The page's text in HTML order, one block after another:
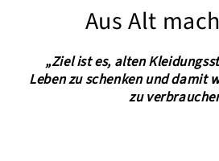
Aus Alt
„Ziel ist es, alten
Leben zu schenken und damit
zu